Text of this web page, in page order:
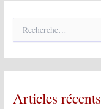
h
e
c
Articles récents